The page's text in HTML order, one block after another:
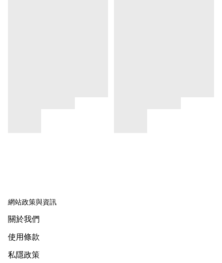
網站政策與資訊
關於我們
使用條款
私隱政策